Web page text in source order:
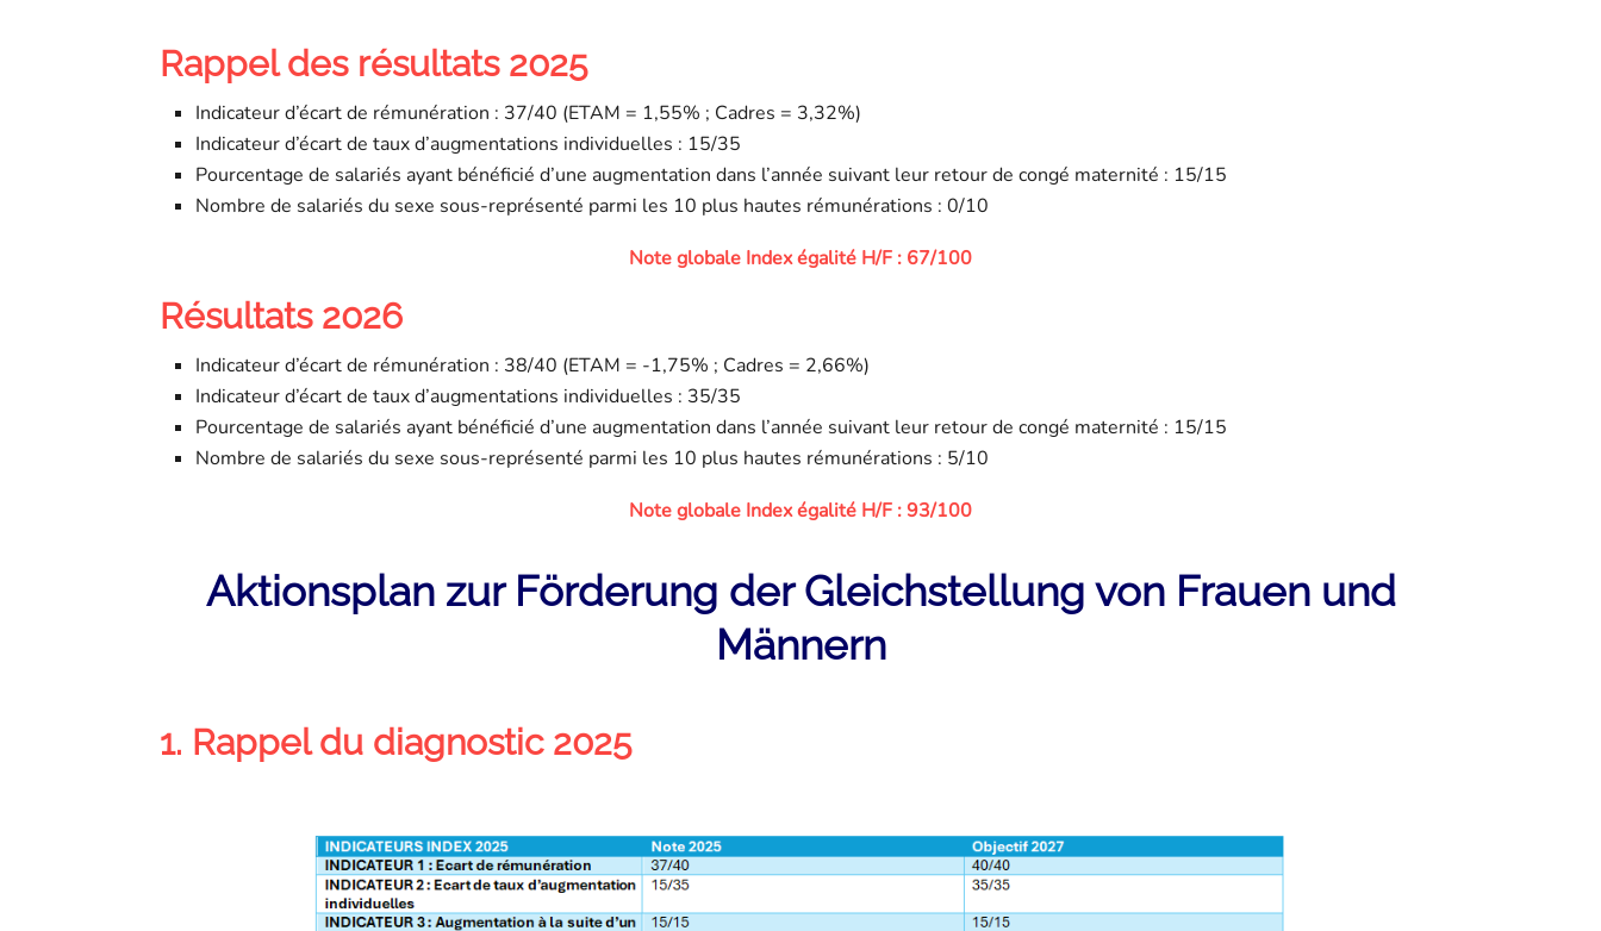
Rappel des résultats 2025
Indicateur d’écart de rémunération : 37/40 (ETAM = 1,55% ; Cadres = 3,32%)
Indicateur d’écart de taux d’augmentations individuelles : 15/35
Pourcentage de salariés ayant bénéficié d’une augmentation dans l’année suivant leur retour de congé maternité : 15/15
Nombre de salariés du sexe sous-représenté parmi les 10 plus hautes rémunérations : 0/10
Note globale Index égalité H/F : 67/100
Résultats 2026
Indicateur d’écart de rémunération : 38/40 (ETAM = -1,75% ; Cadres = 2,66%)
Indicateur d’écart de taux d’augmentations individuelles : 35/35
Pourcentage de salariés ayant bénéficié d’une augmentation dans l’année suivant leur retour de congé maternité : 15/15
Nombre de salariés du sexe sous-représenté parmi les 10 plus hautes rémunérations : 5/10
Note globale Index égalité H/F : 93/100
Aktionsplan zur Förderung der Gleichstellung von Frauen und
Männern
1. Rappel du diagnostic 2025